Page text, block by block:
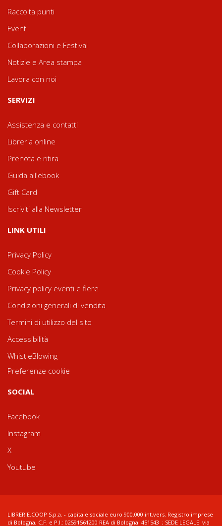
Raccolta punti
Eventi
Collaborazioni e Festival
Notizie e Area stampa
Lavora con noi
SERVIZI
Assistenza e contatti
Libreria online
Prenota e ritira
Guida all'ebook
Gift Card
Iscriviti alla Newsletter
LINK UTILI
Privacy Policy
Cookie Policy
Privacy policy eventi e fiere
Condizioni generali di vendita
Termini di utilizzo del sito
Accessibilità
WhistleBlowing
Preferenze cookie
SOCIAL
Facebook
Instagram
X
Youtube
LIBRERIE.COOP S.p.a. - capitale sociale euro 900.000 int.vers. Registro imprese
di Bologna, C.F. e P.I.: 02591561200 REA di Bologna: 451543 ; SEDE LEGALE: via